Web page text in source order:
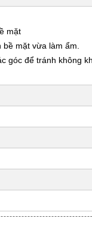
mặt
mặt vừa làm ẩm.
góc để tránh không